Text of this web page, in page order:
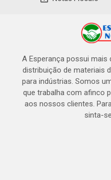
A Esperança possui mais
distribuição de materiais
para indústrias. Somos
que trabalha com afinco
aos nossos clientes.
sinta-